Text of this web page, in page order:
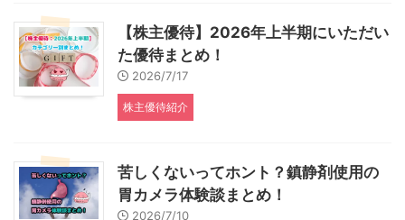
【株主優待】2026年上半期にいただい
た優待まとめ！
2026/7/17
株主優待紹介
苦しくないってホント？鎮静剤使用の
胃カメラ体験談まとめ！
2026/7/10